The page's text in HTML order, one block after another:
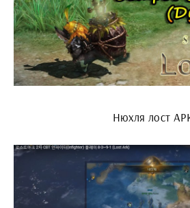
Нюхля лост